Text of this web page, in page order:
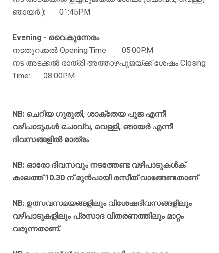
ഞായര്‍ ):
01:45P.M
Evening - വൈകുന്നേരം
നടതുറക്കല്‍ Opening Time
05:00P.M
നട അടക്കല്‍ രാത്രി അത്താഴപൂജയ്ക്ക് ശേഷം Closing
Time:
08:00P.M
NB: ചെറിയ ഗുരുതി, ശാക്തേയ പൂജ എന്നീ
വഴിപാടുകള്‍ ചൊവ്വ, വെള്ളി, ഞായര്‍ എന്നീ
ദിവസങ്ങളില്‍ മാത്രം
NB: ഓരോ ദിവസവും നടത്തേണ്ട വഴിപാടുകള്‍ക്
കാലത്ത് 10.30 ന് മുന്‍പായി രസീത് വാങ്ങേണ്ടതാണ്
NB: ഉത്സവസമയങ്ങളിലും വിശേഷദിവസങ്ങളിലും
വഴിപാടുകളിലും പ്രസാദ വിതരണത്തിലും മാറ്റം
വരുന്നതാണ്.